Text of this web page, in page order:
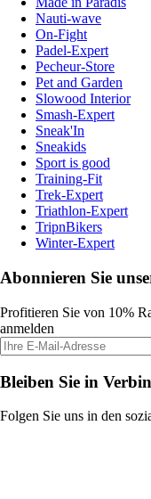
Nauti-wave
On-Fight
Padel-Expert
Pecheur-Store
Pet and Garden
Slowood Interior
Smash-Expert
Sneak'In
Sneakids
Sport is good
Training-Fit
Trek-Expert
Triathlon-Expert
TripnBikers
Winter-Expert
Abonnieren Sie
Profitieren Sie von 10%
anmelden
Bleiben Sie in
Folgen Sie uns in den